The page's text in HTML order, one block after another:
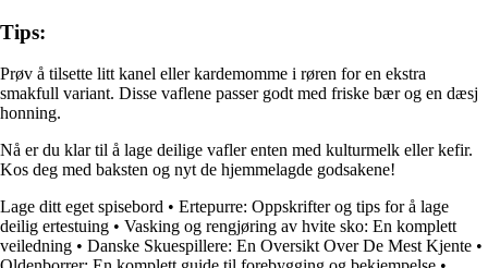
Tips:
Prøv å tilsette litt kanel eller kardemomme i røren for en ekstra
smakfull variant. Disse vaflene passer godt med friske bær og en dæsj
honning.
Nå er du klar til å lage deilige vafler enten med kulturmelk eller kefir.
Kos deg med baksten og nyt de hjemmelagde godsakene!
Lage ditt eget spisebord • Ertepurre: Oppskrifter og tips for å lage
deilig ertestuing • Vasking og rengjøring av hvite sko: En komplett
veiledning • Danske Skuespillere: En Oversikt Over De Mest Kjente •